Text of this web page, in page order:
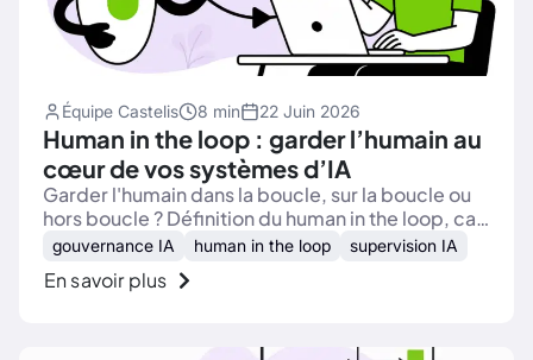
Équipe Castelis 8 min 22 Juin 2026
Human in the loop : garder l’humain au
cœur de vos systèmes d’IA
Garder l'humain dans la boucle, sur la boucle ou
hors boucle ? Définition du human in the loop, cas
d'usage, AI Act et critères pour superviser votre
gouvernance IA human in the loop supervision IA
En savoir plus